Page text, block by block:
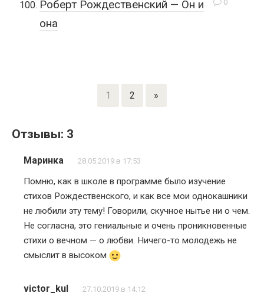
Роберт Рождественский — Он и
она
1 2 »
Отзывы: 3
Маринка 28.05.2019 в 17:53
Помню, как в школе в программе было изучение
стихов Рождественского, и как все мои однокашники
не любили эту тему! Говорили, скучное нытье ни о чем.
Не согласна, это гениальные и очень проникновенные
стихи о вечном — о любви. Ничего-то молодежь не
смыслит в высоком
victor_kul 27.10.2019 в 14:12